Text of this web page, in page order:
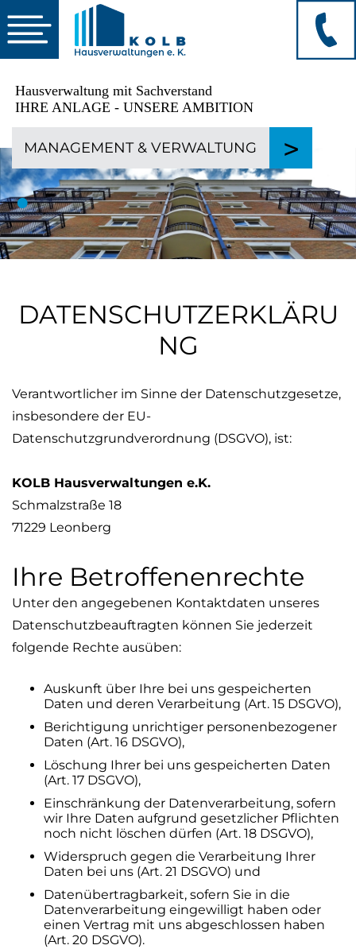
Hausverwaltung mit Sachverstand
IHRE ANLAGE - UNSERE AMBITION
MANAGEMENT & VERWALTUNG >
•
DATENSCHUTZERKLÄRU
NG
Verantwortlicher im Sinne der Datenschutzgesetze,
insbesondere der EU-
Datenschutzgrundverordnung (DSGVO), ist:
KOLB Hausverwaltungen e.K.
Schmalzstraße 18
71229 Leonberg
Ihre Betroffenenrechte
Unter den angegebenen Kontaktdaten unseres
Datenschutzbeauftragten können Sie jederzeit
folgende Rechte ausüben:
Auskunft über Ihre bei uns gespeicherten
Daten und deren Verarbeitung (Art. 15 DSGVO),
Berichtigung unrichtiger personenbezogener
Daten (Art. 16 DSGVO),
Löschung Ihrer bei uns gespeicherten Daten
(Art. 17 DSGVO),
Einschränkung der Datenverarbeitung, sofern
wir Ihre Daten aufgrund gesetzlicher Pflichten
noch nicht löschen dürfen (Art. 18 DSGVO),
Widerspruch gegen die Verarbeitung Ihrer
Daten bei uns (Art. 21 DSGVO) und
Datenübertragbarkeit, sofern Sie in die
Datenverarbeitung eingewilligt haben oder
einen Vertrag mit uns abgeschlossen haben
(Art. 20 DSGVO).